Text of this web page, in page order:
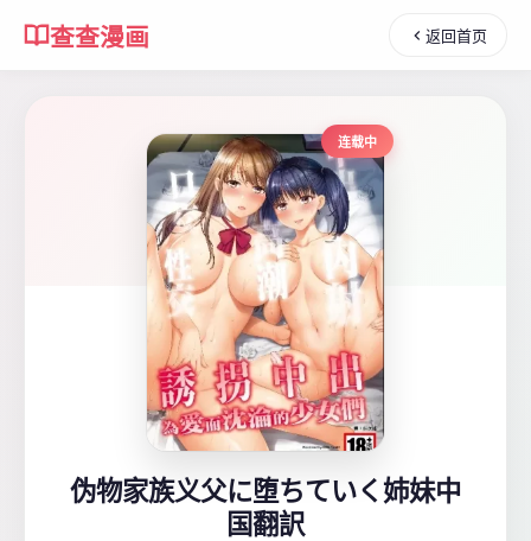
查查漫画 返回首页
连载中
伪物家族义父に堕ちていく姉妹中
国翻訳